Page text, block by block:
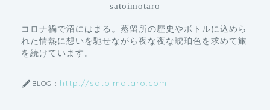
satoimotaro
コロナ禍で沼にはまる。蒸留所の歴史やボトルに込めら
れた情熱に想いを馳せながら夜な夜な琥珀色を求めて旅
を続けています。
BLOG： http://satoimotaro.com